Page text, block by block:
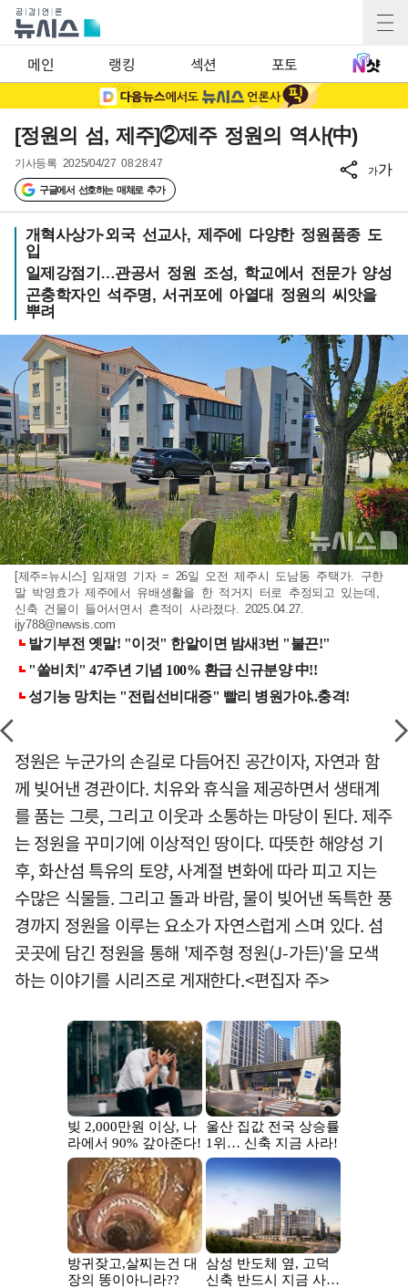
메인 랭킹 섹션 포토
[정원의 섬, 제주]②제주 정원의 역사(中)
기사등록 2025/04/27 08:28:47
구글에서 선호하는 매체로 추가
가가
개혁사상가·외국 선교사, 제주에 다양한 정원품종 도
입
일제강점기…관공서 정원 조성, 학교에서 전문가 양성
곤충학자인 석주명, 서귀포에 아열대 정원의 씨앗을
뿌려
[제주=뉴시스] 임재영 기자 = 26일 오전 제주시 도남동 주택가. 구한
말 박영효가 제주에서 유배생활을 한 적거지 터로 추정되고 있는데,
신축 건물이 들어서면서 흔적이 사라졌다. 2025.04.27.
ijy788@newsis.com
정원은 누군가의 손길로 다듬어진 공간이자, 자연과 함
께 빚어낸 경관이다. 치유와 휴식을 제공하면서 생태계
를 품는 그릇, 그리고 이웃과 소통하는 마당이 된다. 제주
는 정원을 꾸미기에 이상적인 땅이다. 따뜻한 해양성 기
후, 화산섬 특유의 토양, 사계절 변화에 따라 피고 지는
수많은 식물들. 그리고 돌과 바람, 물이 빚어낸 독특한 풍
경까지 정원을 이루는 요소가 자연스럽게 스며 있다. 섬
곳곳에 담긴 정원을 통해 '제주형 정원(J-가든)'을 모색
하는 이야기를 시리즈로 게재한다.<편집자 주>